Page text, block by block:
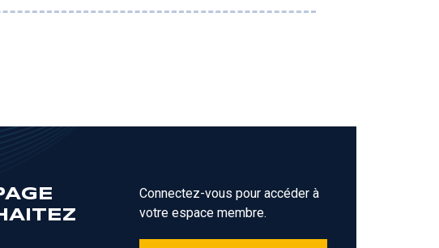
Connectez-vous pour accéder à
votre espace membre.